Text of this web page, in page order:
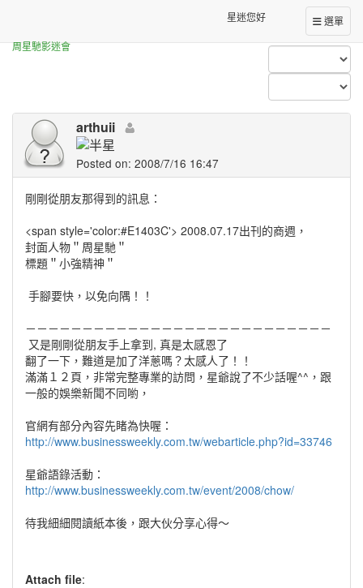
選單
星迷您好
周星馳影迷會
arthuii
Posted on: 2008/7/16 16:47
剛剛從朋友那得到的訊息：
<span style='color:#E1403C'> 2008.07.17出刊的商週，
封面人物＂周星馳＂
標題＂小強精神＂
手腳要快，以免向隅！！
－－－－－－－－－－－－－－－－－－－－－－－－－－－
又是剛剛從朋友手上拿到, 真是太感恩了
翻了一下，難道是加了洋蔥嗎？太感人了！！
滿滿１２頁，非常完整專業的訪問，星爺說了不少話喔^^，跟
一般的娛樂新聞不同喲，
官網有部分內容先睹為快喔：
http://www.businessweekly.com.tw/webarticle.php?id=33746
星爺語錄活動：
http://www.businessweekly.com.tw/event/2008/chow/
待我細細閱讀紙本後，跟大伙分享心得～
Attach file: